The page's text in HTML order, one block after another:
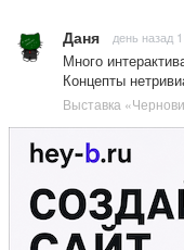
Даня день назад
Много
Концепты
Выставка